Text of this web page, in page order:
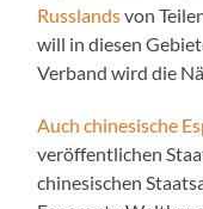
Russlandsvon
will in diesen
Verband wird die
Auch chinesische
veröffentlichen
chinesischen